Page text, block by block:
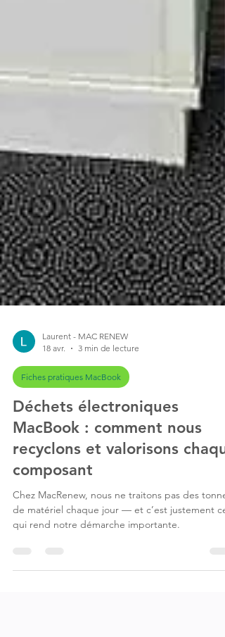
3 min de lecture
Fiches pratiques MacBook
Déchets électroniques
MacBook : comment nous
recyclons et valorisons
composant
Chez MacRenew, nous ne traitons pas des tonnes
de matériel chaque jour — et c’est justement ce